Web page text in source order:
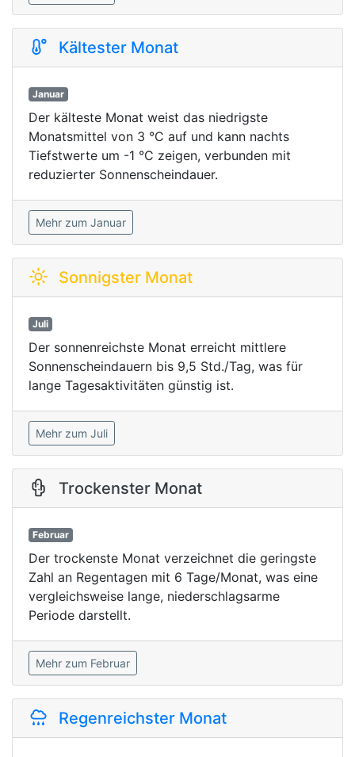
Kältester Monat
Januar
Der kälteste Monat weist das niedrigste
Monatsmittel von 3 °C auf und kann nachts
Tiefstwerte um -1 °C zeigen, verbunden mit
reduzierter Sonnenscheindauer.
Mehr zum Januar
Sonnigster Monat
Juli
Der sonnenreichste Monat erreicht mittlere
Sonnenscheindauern bis 9,5 Std./Tag, was für
lange Tagesaktivitäten günstig ist.
Mehr zum Juli
Trockenster Monat
Februar
Der trockenste Monat verzeichnet die geringste
Zahl an Regentagen mit 6 Tage/Monat, was eine
vergleichsweise lange, niederschlagsarme
Periode darstellt.
Mehr zum Februar
Regenreichster Monat